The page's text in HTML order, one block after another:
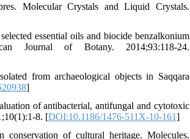
Molecular Crystals and Liquid Crystals.
essential oils and biocide benzalkonium
Journal of Botany. 2014;93:118-24.
from archaeological objects in Saqqara
]
of antibacterial, antifungal and cytotoxic
8. [DOI:10.1186/1476-511X-10-161]
of cultural heritage. Molecules.